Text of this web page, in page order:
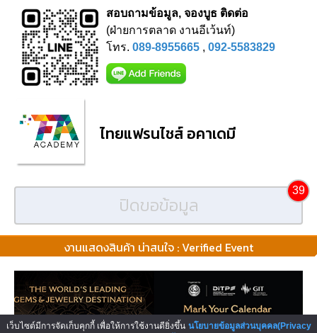
สอบถามข้อมูล, จองบูธ ติดต่อ
(ฝ่ายการตลาด งานอีเว้นท์)
โทร. 089-8955665 , 092-5583829
ไทยแฟรนไชส์ อคาเดมี
39
ปิดขอข้อมูล
งานแสดงสินค้า น่าสนใจ : Verified Event
เว็บไซต์มีการจัดเก็บคุกกี้ เพื่อให้การใช้งานดียิ่งขึ้น นโยบายข้อมูลส่วนบุคคล(Privacy